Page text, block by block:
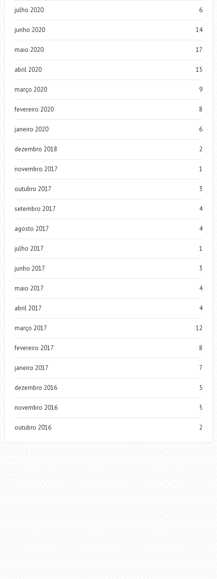
julho 2020 6
junho 2020 14
maio 2020 17
abril 2020 15
março 2020 9
fevereiro 2020 8
janeiro 2020 6
dezembro 2018 2
novembro 2017 1
outubro 2017 3
setembro 2017 4
agosto 2017 4
julho 2017 1
junho 2017 3
maio 2017 4
abril 2017 4
março 2017 12
fevereiro 2017 8
janeiro 2017 7
dezembro 2016 5
novembro 2016 5
outubro 2016 2